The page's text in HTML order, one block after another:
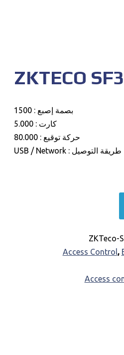
ZKTECO
بصمة إصبع : 1500
كارت : 5.000
حركة توقيع : 80.000
طريقة التوصيل : USB / Network
ZKTeco-
Access Control,
Access